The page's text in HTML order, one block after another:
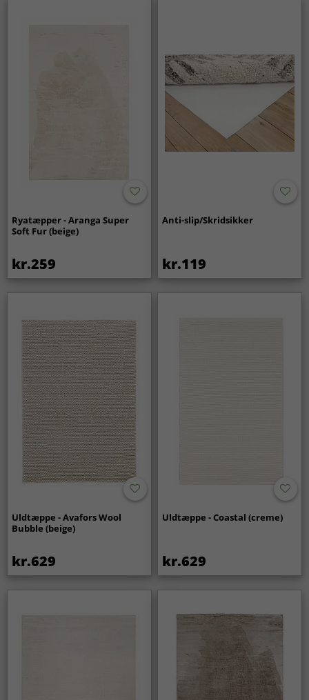
Ryatæpper - Aranga Super
Soft Fur (beige)
kr.259
Anti-slip/Skridsikker
kr.119
Uldtæppe - Avafors Wool
Bubble (beige)
kr.629
Uldtæppe - Coastal (creme)
kr.629